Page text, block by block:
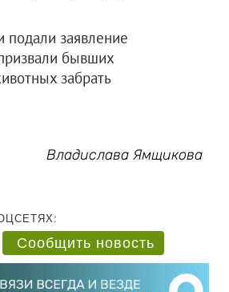
подали заявление
бывших
забрать
Владислава Ямщикова
Сообщить новость